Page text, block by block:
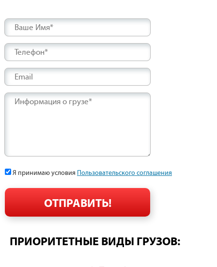
Ваше Имя*
Телефон*
Email
Информация о грузе*
Я принимаю условия Пользовательского соглашения
ПРИОРИТЕТНЫЕ ВИДЫ ГРУЗОВ: